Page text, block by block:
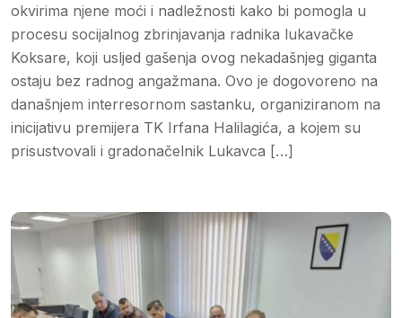
okvirima njene moći i nadležnosti kako bi pomogla u
procesu socijalnog zbrinjavanja radnika lukavačke
Koksare, koji usljed gašenja ovog nekadašnjeg giganta
ostaju bez radnog angažmana. Ovo je dogovoreno na
današnjem interresornom sastanku, organiziranom na
inicijativu premijera TK Irfana Halilagića, a kojem su
prisustvovali i gradonačelnik Lukavca […]